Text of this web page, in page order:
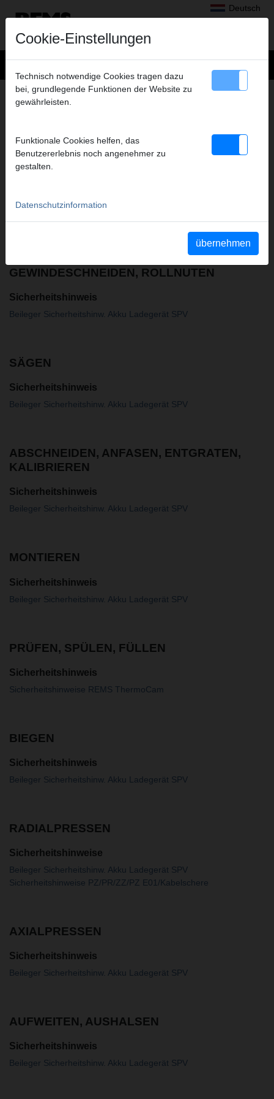
Deutsch
MEDIEN– SICHERHEITSHINWEISE
Betriebsanleitungen
Teileverzeichnisse
Sicherheitsdatenblätter
YouTube Videos
Videos
GEWINDESCHNEIDEN, ROLLNUTEN
Sicherheitshinweis
Beileger Sicherheitshinw. Akku Ladegerät SPV
SÄGEN
Sicherheitshinweis
Beileger Sicherheitshinw. Akku Ladegerät SPV
ABSCHNEIDEN, ANFASEN, ENTGRATEN,
KALIBRIEREN
Sicherheitshinweis
Beileger Sicherheitshinw. Akku Ladegerät SPV
MONTIEREN
Sicherheitshinweis
Beileger Sicherheitshinw. Akku Ladegerät SPV
PRÜFEN, SPÜLEN, FÜLLEN
Sicherheitshinweis
Sicherheitshinweise REMS ThermoCam
BIEGEN
Sicherheitshinweis
Beileger Sicherheitshinw. Akku Ladegerät SPV
RADIALPRESSEN
Sicherheitshinweise
Beileger Sicherheitshinw. Akku Ladegerät SPV
Sicherheitshinweise PZ/PR/ZZ/PZ E01/Kabelschere
AXIALPRESSEN
Sicherheitshinweis
Beileger Sicherheitshinw. Akku Ladegerät SPV
AUFWEITEN, AUSHALSEN
Sicherheitshinweis
Beileger Sicherheitshinw. Akku Ladegerät SPV
Cookie-Einstellungen
Technisch notwendige Cookies tragen dazu
bei, grundlegende Funktionen der Website zu
gewährleisten.
Funktionale Cookies helfen, das
Benutzererlebnis noch angenehmer zu
gestalten.
Datenschutzinformation
übernehmen